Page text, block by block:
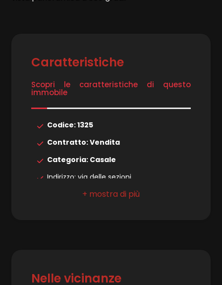
Caratteristiche
Scopri le caratteristiche di questo
immobile
Codice: 1325
Contratto: Vendita
Categoria: Casale
Indirizzo: via delle sezioni
Comune: Massarosa
Locali: 5
Nelle vicinanze